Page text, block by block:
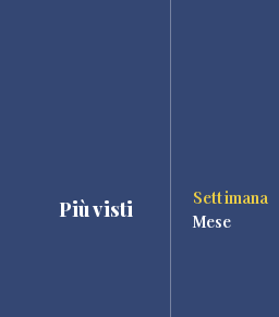
Più visti
Settimana
Mese